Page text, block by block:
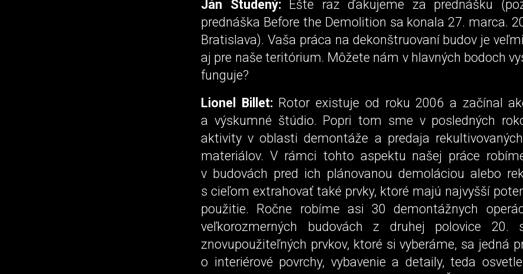
Ján Studený: Ešte raz ďakujeme za prednášku
prednáška Before the Demolition sa konala 27. marca.
Bratislava). Vaša práca na dekonštruovaní budov je
aj pre naše teritórium. Môžete nám v hlavných bodoch
funguje?
Lionel Billet: Rotor existuje od roku 2006 a začínal
a výskumné štúdio. Popri tom sme v posledných
aktivity v oblasti demontáže a predaja
materiálov. V rámci tohto aspektu našej práce
v budovách pred ich plánovanou demoláciou alebo
s cieľom extrahovať také prvky, ktoré majú najvyšší
použitie. Ročne robíme asi 30 demontážnych
veľkorozmerných budovách z druhej polovice 20.
znovupoužiteľných prvkov, ktoré si vyberáme, sa jedná
o interiérové povrchy, vybavenie a detaily, teda